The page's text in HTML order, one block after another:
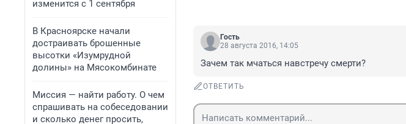
изменится с 1 сентября
В Красноярске начали
достраивать брошенные
высотки «Изумрудной
долины» на Мясокомбинате
Миссия — найти работу. О чем
спрашивать на собеседовании
и сколько денег просить,
Гость
28 августа 2016, 14:05
Зачем так мчаться навстречу смерти?
ОТВЕТИТЬ